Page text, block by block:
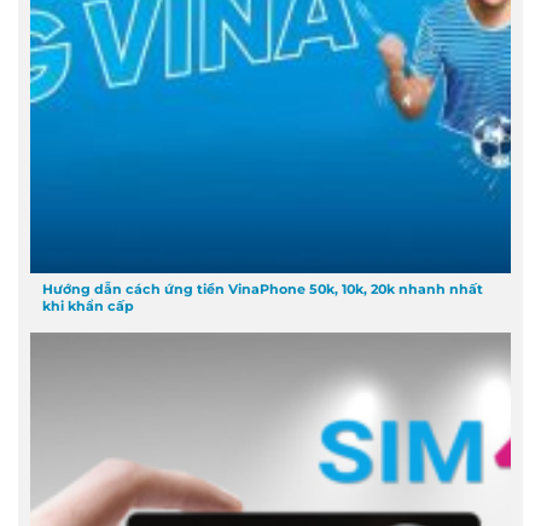
Hướng dẫn cách ứng tiền VinaPhone 50k, 10k, 20k nhanh nhất
khi khẩn cấp